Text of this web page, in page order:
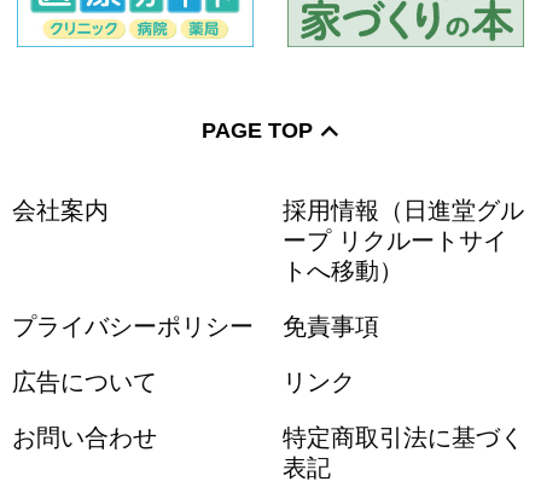
PAGE TOP
会社案内
採用情報（日進堂グル
ープ リクルートサイ
トへ移動）
プライバシーポリシー 免責事項
広告について リンク
お問い合わせ
特定商取引法に基づく
表記